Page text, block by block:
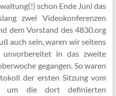
schon Ende Juni das
zwei Videokon­ferenzen
dem Vorstand des 4830.org
auch sein, waren wir seitens
in das zweite
gegangen. So waren
der ersten Sitzung vom
um die dort definierten